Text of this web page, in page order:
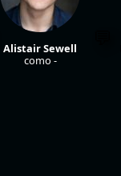
Alistair Sewell
como -